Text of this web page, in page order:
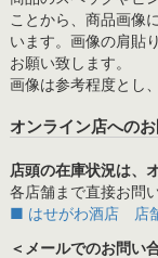
ことから、商品画像
います。画像の肩貼
お願い致します。
画像は参考程度とし
オンライン店への
店頭の在庫状況は、
各店舗まで直接お問
■ はせがわ酒店 店
＜メールでのお問い